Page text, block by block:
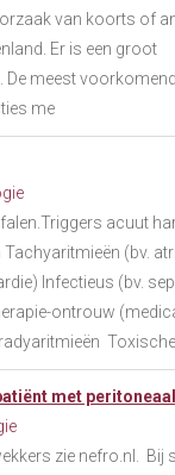
van koorts of
Er is een groot
meest
me
acuut
(bv.
Infectieus (bv.
ontrouw
met
zie nefro.nl.